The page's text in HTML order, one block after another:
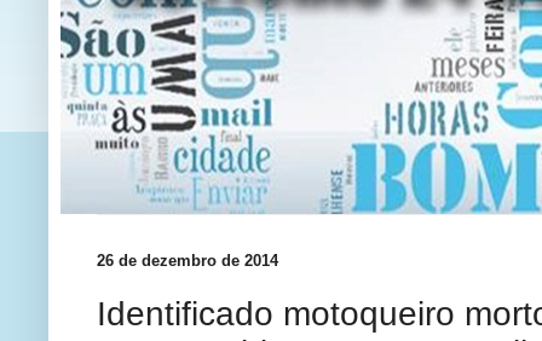
26 de dezembro de 2014
Identificado motoqueiro